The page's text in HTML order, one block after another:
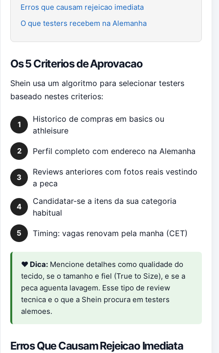
Erros que causam rejeicao imediata
O que testers recebem na Alemanha
Os 5 Criterios de Aprovacao
Shein usa um algoritmo para selecionar testers
baseado nestes criterios:
1
Historico de compras em basics ou
athleisure
2 Perfil completo com endereco na Alemanha
3
Reviews anteriores com fotos reais vestindo
a peca
4
Candidatar-se a itens da sua categoria
habitual
5 Timing: vagas renovam pela manha (CET)
♥ Dica: Mencione detalhes como qualidade do
tecido, se o tamanho e fiel (True to Size), e se a
peca aguenta lavagem. Esse tipo de review
tecnica e o que a Shein procura em testers
alemoes.
Erros Que Causam Rejeicao Imediata